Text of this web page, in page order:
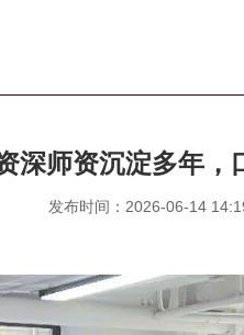
深师资沉淀多年，
发布时间：2026-06-14